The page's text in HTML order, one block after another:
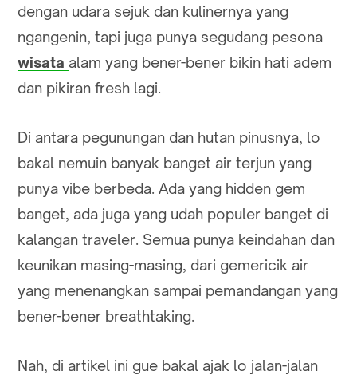
dengan udara sejuk dan kulinernya yang
ngangenin, tapi juga punya segudang pesona
wisata alam yang bener-bener bikin hati adem
dan pikiran fresh lagi.
Di antara pegunungan dan hutan pinusnya, lo
bakal nemuin banyak banget air terjun yang
punya vibe berbeda. Ada yang hidden gem
banget, ada juga yang udah populer banget di
kalangan traveler. Semua punya keindahan dan
keunikan masing-masing, dari gemericik air
yang menenangkan sampai pemandangan yang
bener-bener breathtaking.
Nah, di artikel ini gue bakal ajak lo jalan-jalan